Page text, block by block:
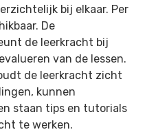
bij elkaar. Per
De
de leerkracht bij
van de lessen.
de leerkracht zicht
kunnen
staan tips en tutorials
te werken.